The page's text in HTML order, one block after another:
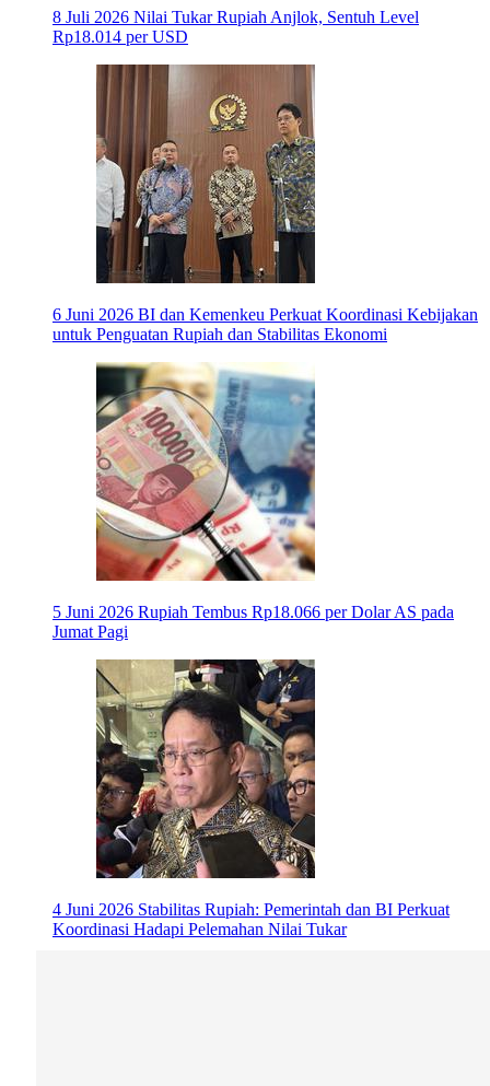
8 Juli 2026 Nilai Tukar Rupiah Anjlok, Sentuh Level
Rp18.014 per USD
6 Juni 2026 BI dan Kemenkeu Perkuat Koordinasi Kebijakan
untuk Penguatan Rupiah dan Stabilitas Ekonomi
5 Juni 2026 Rupiah Tembus Rp18.066 per Dolar AS pada
Jumat Pagi
4 Juni 2026 Stabilitas Rupiah: Pemerintah dan BI Perkuat
Koordinasi Hadapi Pelemahan Nilai Tukar